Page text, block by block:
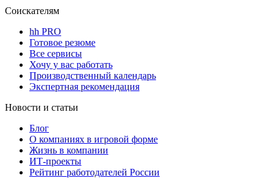
Соискателям
hh PRO
Готовое резюме
Все сервисы
Хочу у вас работать
Производственный календарь
Экспертная рекомендация
Новости и статьи
Блог
О компаниях в игровой форме
Жизнь в компании
ИТ-проекты
Рейтинг работодателей России